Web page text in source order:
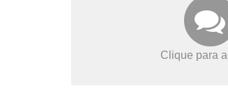
Clique para